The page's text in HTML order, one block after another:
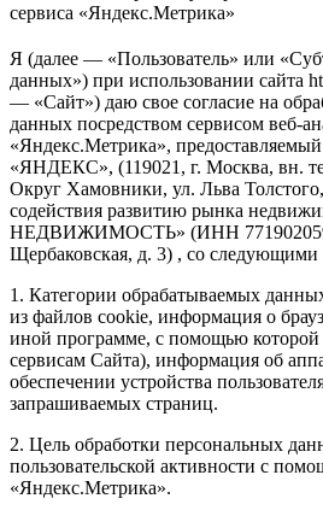
сервиса «Яндекс.Метрика»
Я (далее — «Пользователь» или
данных») при использовании сайта
— «Сайт») даю свое согласие на
данных посредством сервисом веб-
«Яндекс.Метрика»,
«ЯНДЕКС», (119021, г. Москва, вн.
Округ Хамовники, ул. Льва
содействия развитию рынка
НЕДВИЖИМОСТЬ» (ИНН
Щербаковская, д. 3) , со следующими
1. Категории обрабатываемых
из файлов cookie, информация о
иной программе, с помощью которой
сервисам Сайта), информация об
обеспечении устройства
запрашиваемых страниц.
2. Цель обработки персональных
пользовательской активности с
«Яндекс.Метрика».